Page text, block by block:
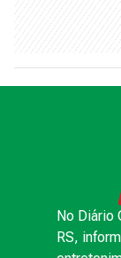
No Diário
RS,